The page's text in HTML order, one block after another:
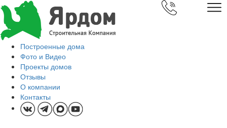
Построенные дома
Фото и Видео
Проекты домов
Отзывы
О компании
Контакты